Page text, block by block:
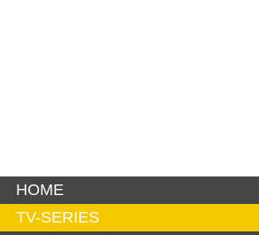
HOME
TV-SERIES